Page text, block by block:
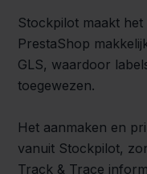
Stockpilot maakt
PrestaShop
GLS, waardoor
toegewezen.
Het aanmaken en
vanuit Stockpilot,
Track & Trace